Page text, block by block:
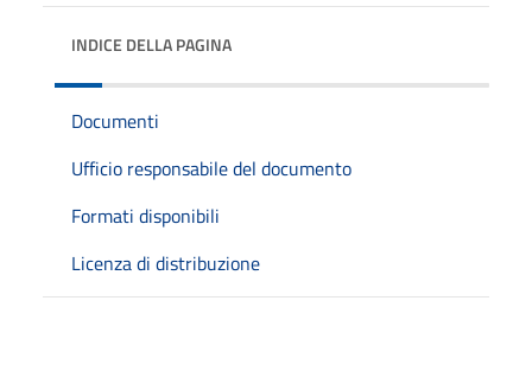
INDICE DELLA PAGINA
Documenti
Ufficio responsabile del documento
Formati disponibili
Licenza di distribuzione